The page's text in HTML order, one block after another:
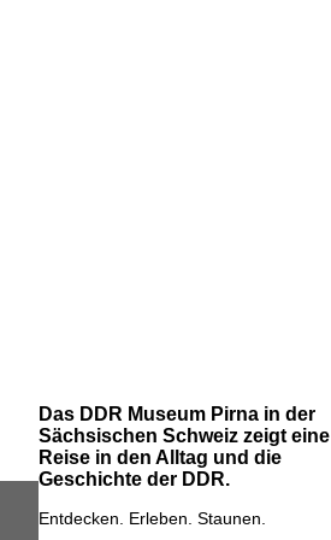
Das DDR Museum Pirna in der
Sächsischen Schweiz zeigt eine
Reise in den Alltag und die
Geschichte der DDR.
Entdecken. Erleben. Staunen.